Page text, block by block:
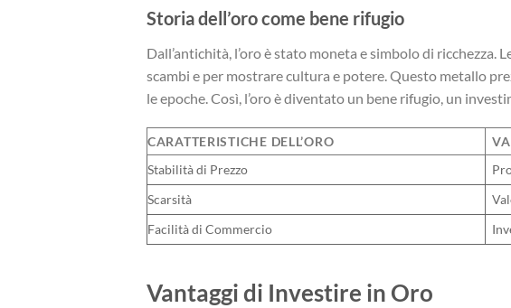
Storia dell’oro come bene rifugio
Dall’antichità, l’oro è stato moneta e simbolo di ricchezza.
scambi e per mostrare cultura e potere. Questo metallo
le epoche. Così, l’oro è diventato un bene rifugio, un
CARATTERISTICHE DELL’ORO
Stabilità di Prezzo
Scarsità
Facilità di Commercio
Vantaggi di Investire in Oro